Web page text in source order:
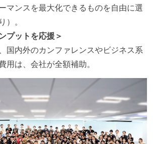
マンスを最大化できるものを自由に選
。
プットを応援＞
国内外のカンファレンスやビジネス系
用は、会社が全額補助。